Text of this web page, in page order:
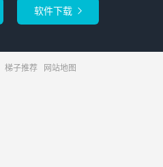
软件下载 
梯子推荐 网站地图